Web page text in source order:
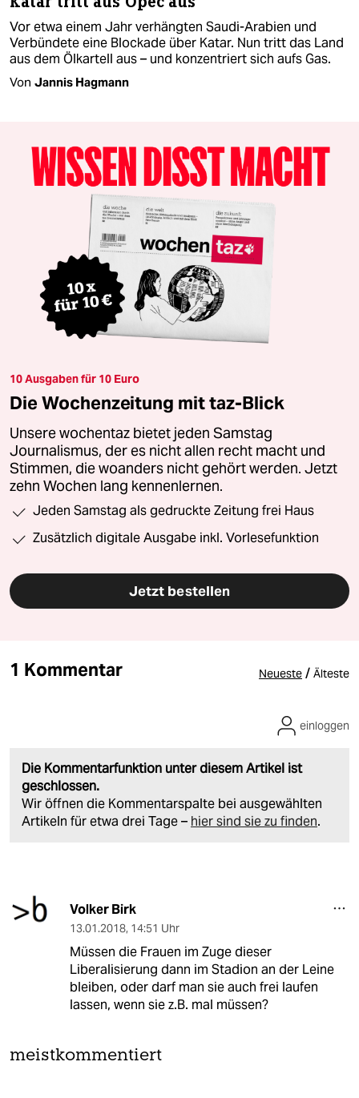
Vor etwa einem Jahr verhängten Saudi-Arabien und
Verbündete eine Blockade über Katar. Nun tritt das Land
aus dem Ölkartell aus – und konzentriert sich aufs Gas.
Von Jannis Hagmann
10 Ausgaben für 10 Euro
Die Wochenzeitung mit taz-Blick
Unsere wochentaz bietet jeden Samstag
Journalismus, der es nicht allen recht macht und
Stimmen, die woanders nicht gehört werden. Jetzt
zehn Wochen lang kennenlernen.
Jeden Samstag als gedruckte Zeitung frei Haus
Zusätzlich digitale Ausgabe inkl. Vorlesefunktion
Jetzt bestellen
1 Kommentar Neueste / Älteste
Die Kommentarfunktion unter diesem Artikel ist
geschlossen.
Wir öffnen die Kommentarspalte bei ausgewählten
Artikeln für etwa drei Tage – hier sind sie zu finden.
einloggen
Volker Birk
13.01.2018, 14:51 Uhr
Müssen die Frauen im Zuge dieser
Liberalisierung dann im Stadion an der Leine
bleiben, oder darf man sie auch frei laufen
lassen, wenn sie z.B. mal müssen?
meistkommentiert